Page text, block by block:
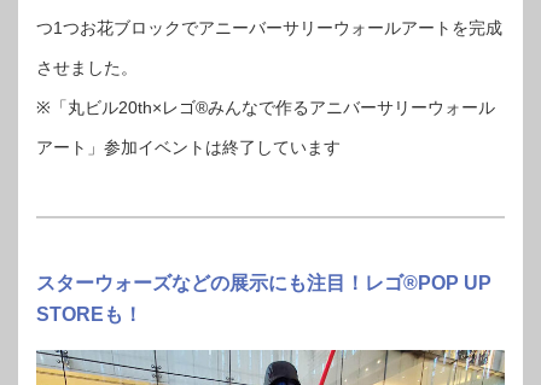
つ1つお花ブロックでアニーバーサリーウォールアートを完成
させました。
※「丸ビル20th×レゴ®︎みんなで作るアニバーサリーウォール
アート」参加イベントは終了しています
スターウォーズなどの展示にも注目！レゴ®︎POP UP
STOREも！